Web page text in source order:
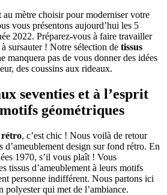
au mètre choisir pour moderniser votre
vous présentons aujourd’hui les 5
2022. Préparez-vous à faire travailler
sursauter ! Notre sélection de tissus
manquera pas de vous donner des idées
des coussins aux rideaux.
seventies et à l’esprit
géométriques
rétro, c’est chic ! Nous voilà de retour
d’ameublement design sur fond rétro. En
1970, s’il vous plaît ! Vous
tissus d’ameublement à leurs motifs
personne indifférent. Nous partons ici
polyester qui met de l’ambiance.